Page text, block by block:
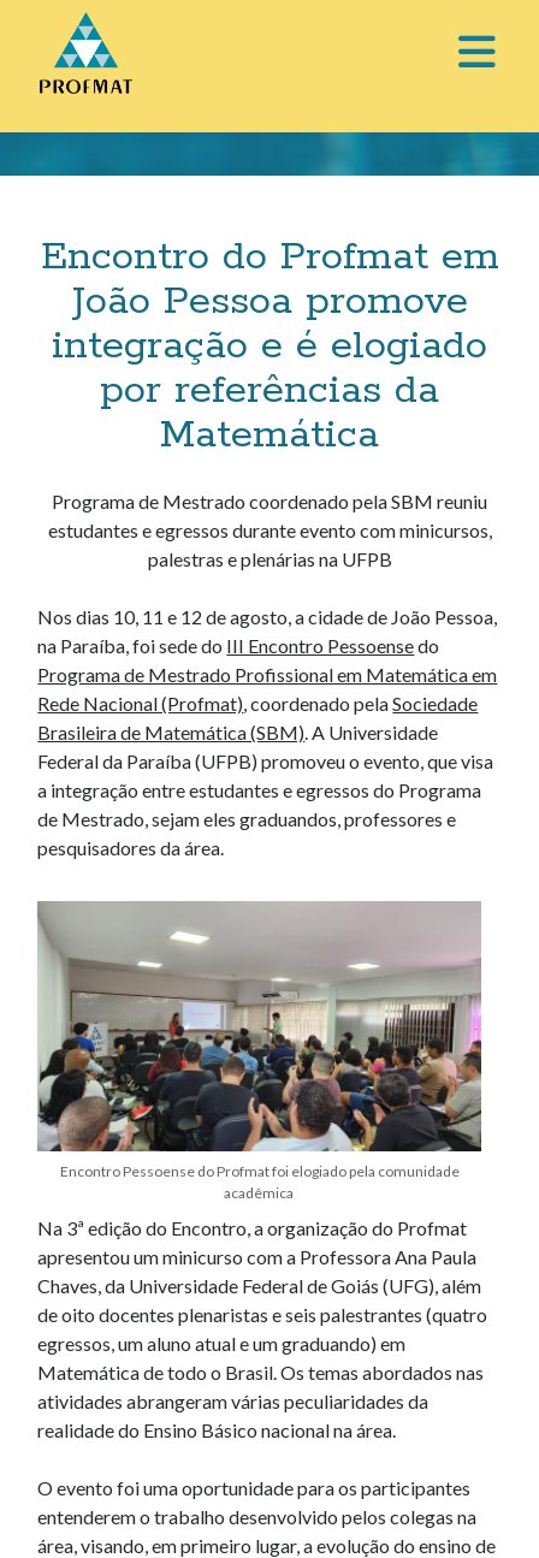
Encontro do Profmat em
João Pessoa promove
integração e é elogiado
por referências da
Matemática
Programa de Mestrado coordenado pela SBM reuniu
estudantes e egressos durante evento com minicursos,
palestras e plenárias na UFPB
Nos dias 10, 11 e 12 de agosto, a cidade de João Pessoa,
na Paraíba, foi sede do III Encontro Pessoensedo
Programa de Mestrado Profissional em Matemática em
Rede Nacional (Profmat), coordenado pelaSociedade
Brasileira de Matemática (SBM). A Universidade
Federal da Paraíba (UFPB) promoveu o evento, que visa
a integração entre estudantes e egressos do Programa
de Mestrado, sejam eles graduandos, professores e
pesquisadores da área.
Encontro Pessoense do Profmat foi elogiado pela comunidade
acadêmica
Na 3ª edição do Encontro, a organização do Profmat
apresentou um minicurso com a Professora Ana Paula
Chaves, da Universidade Federal de Goiás (UFG), além
de oito docentes plenaristas e seis palestrantes (quatro
egressos, um aluno atual e um graduando) em
Matemática de todo o Brasil. Os temas abordados nas
atividades abrangeram várias peculiaridades da
realidade do Ensino Básico nacional na área.
O evento foi uma oportunidade para os participantes
entenderem o trabalho desenvolvido pelos colegas na
área, visando, em primeiro lugar, a evolução do ensino de